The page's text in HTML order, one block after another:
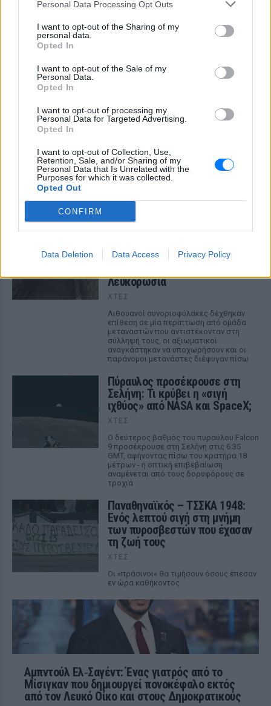
Personal Data Processing Opt Outs
I want to opt-out of the Sharing of my
personal data.
Opted In
I want to opt-out of the Sale of my
Personal Data.
Opted In
I want to opt-out of processing my
Personal Data for Targeted Advertising.
Opted In
I want to opt-out of Collection, Use,
Retention, Sale, and/or Sharing of my
Personal Data that Is Unrelated with the
Purposes for which it was collected.
Opted Out
CONFIRM
Data Deletion Data Access Privacy Policy
επιστροφή του από τον στρατό
Βίντεο: Υποψήφιος Δημοκρατικών στη Χαβάη
βρίζει γυναίκες σε παραλία και τρώει ξύλο
Οι Αρχές συνέλαβαν τον Κίριλ Μπάσιν, υποψήφιο των
Δημοκρατικών για το Κογκρέσο στη Χαβάη, μετά από
επεισόδιο σε κατάμεστη παραλία όπου φέρεται να απείλησε
λουόμενους και να εμπλάκηκε σε βίαιη συμπλοκή
ΠΡΙΝ 11 ΏΡΕΣ
Εντοπίστηκε σήραγγα 40
διέλευση παράνομων
Λευκορωσία
ΧΤΕΣ
Λιθουανοί συνοριοφύλακες δέχθηκαν
επίθεση σε μία περίπτωση από ομάδα
μεταναστών που αντιστέκονταν στη
σύλληψή τους, οι αξιωματικοί
αναγκάστηκαν να υποχωρήσουν και οι
παράνομοι μετανάστες διέφυγαν πίσω
Πύραυλος προσέκρουσε στη
Σελήνη: Τι κρύβει η «σιγή
ιχθύος» από NASA και SpaceX;
ΧΤΕΣ
Ο δεύτερος βαθμός του πυραύλου Falcon
9 προσέκρουσε στη Σελήνη στις 6:35
GMT, αφήνοντας πίσω του κρατήρα 18
μέτρων - η οπτική επιβεβαίωση
αναμένεται από τους δορυφόρους σε
τροχιά
Παναθηναϊκός – ΤΣΣΚΑ 1948:
Ενός λεπτού σιγή στη μνήμη
των πυροσβεστών που έχασαν
τη ζωή τους
ΧΤΕΣ
Οι «πράσινοι« θα τιμήσουν όσους έπεσαν
εν ώρα καθήκοντος
Αμπντούλ Ελ‑Σαγέντ: Ένας γιατρός από το
Μίσιγκαν που δημιουργεί πονοκέφαλο εκτός
από τον Λευκό Οίκο και στους Δημοκρατικούς